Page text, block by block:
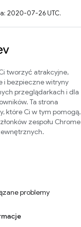
2020-07-26 UTC.
tworzyć atrakcyjne,
i bezpieczne witryny
przeglądarkach i dla
Ta strona
które Ci w tym pomogą,
zespołu Chrome
problemy